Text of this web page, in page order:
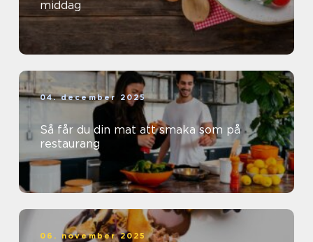
middag
04. december 2025
Så får du din mat att smaka som på
restaurang
06. november 2025